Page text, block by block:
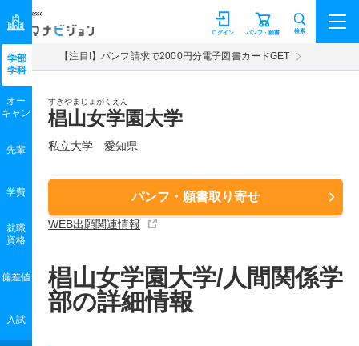
マナビジョン パンフ・願書
ログイン 検索
【注目!】パンフ請求で2000円分電子図書カードGET
すぎやまじょがくえん
椙山女学園大学
私立大学 愛知県
パンフ・願書取り寄せ
WEB出願関連情報
学部
学科
オー
キャン
先輩
学費
就職
資格
偏差値
入試
椙山女学園大学/人間関係学
部の詳細情報